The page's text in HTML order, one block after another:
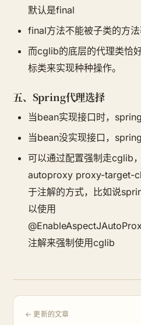
默认是final
final方法不能被子类的方
而cglib的底层的代理类恰
标类来实现种种操作。
五、Spring代理选择
当bean实现接口时，
当bean没实现接口，
可以通过配置强制走cglib
autoproxy proxy-target-
于注解的方式，比如说
以使用
注解来强制使用cglib
← 更新的文章